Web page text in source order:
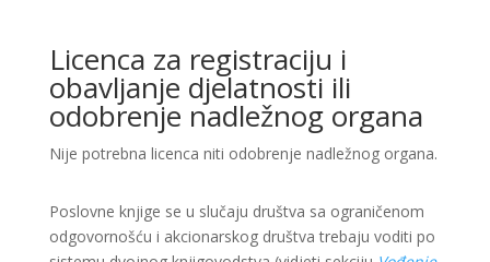
Licenca za registraciju i
obavljanje djelatnosti ili
odobrenje nadležnog organa
Nije potrebna licenca niti odobrenje nadležnog organa.
Poslovne knjige se u slučaju društva sa ograničenom
odgovornošću i akcionarskog društva trebaju voditi po